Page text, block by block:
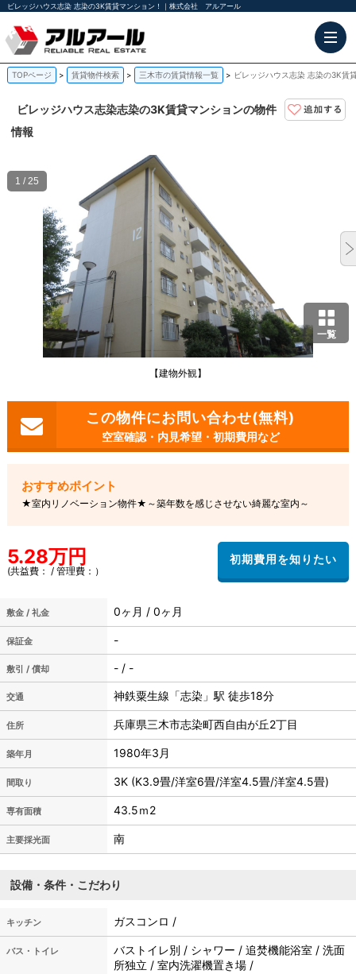
ビレッジハウス志染 志染の3K賃貸マンション！｜株式会社 アルアール
TOPページ 賃貸物件検索 三木市の賃貸情報一覧 ビレッジハウス志染 志染の3K賃
ビレッジハウス志染志染の3K賃貸マンションの物件
情報
一覧
【建物外観】
1 / 25
空室確認・内見希望・初期費用など
★室内リノベーション物件★～築年数を感じさせない綺麗な室内～
5.28万円
(共益費： / 管理費：）
敷金 / 礼金 0ヶ月 / 0ヶ月
保証金 -
敷引 / 償却 - / -
交通 神鉄粟生線「志染」駅 徒歩18分
住所 兵庫県三木市志染町西自由が丘2丁目
築年月 1980年3月
間取り 3K (K3.9畳/洋室6畳/洋室4.5畳/洋室4.5畳)
専有面積 43.5ｍ2
主要採光面 南
設備・条件・こだわり
キッチン ガスコンロ /
バス・トイレ
バストイレ別 / シャワー / 追焚機能浴室 / 洗面
所独立 / 室内洗濯機置き場 /